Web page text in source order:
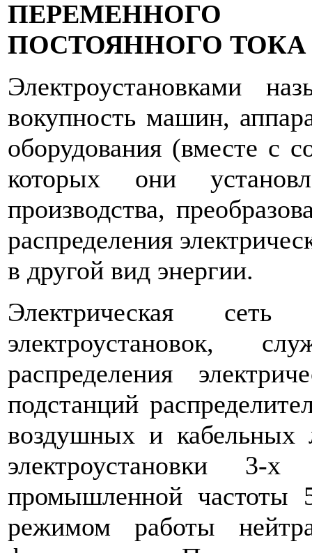
ПОСТОЯННОГО ТОКА
Электроустановками
вокупность машин,
оборудования (вместе с
которых они
производства,
распределения
в другой вид энергии.
Электрическая сеть
электроустановок,
распределения
подстанций
воздушных и кабельных
электроустановки 3-
промышленной частоты
режимом работы